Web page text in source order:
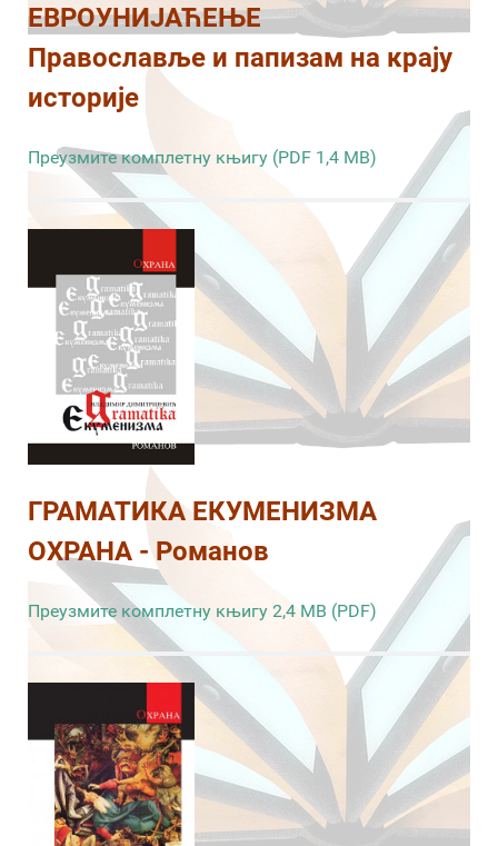
ЕВРОУНИЈАЋЕЊЕ
Православље и папизам на крају
историје
Преузмите комплетну књигу (PDF 1,4 MB)
ГРАМАТИКА ЕКУМЕНИЗМА
ОХРАНА - Романов
Преузмите комплетну књигу 2,4 MB (PDF)